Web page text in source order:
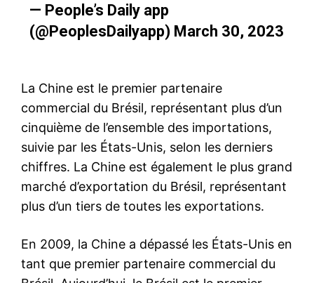
— People’s Daily app
(@PeoplesDailyapp) March 30, 2023
La Chine est le premier partenaire
commercial du Brésil, représentant plus d’un
cinquième de l’ensemble des importations,
suivie par les États-Unis, selon les derniers
chiffres. La Chine est également le plus grand
marché d’exportation du Brésil, représentant
plus d’un tiers de toutes les exportations.
En 2009, la Chine a dépassé les États-Unis en
tant que premier partenaire commercial du